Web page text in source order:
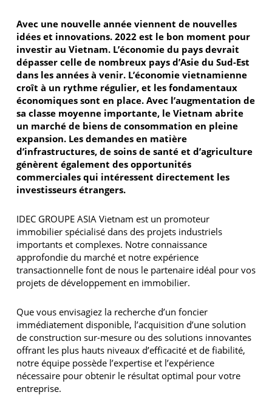
Avec une nouvelle année viennent de nouvelles
idées et innovations. 2022 est le bon moment pour
investir au Vietnam. L’économie du pays devrait
dépasser celle de nombreux pays d’Asie du Sud-Est
dans les années à venir. L’économie vietnamienne
croît à un rythme régulier, et les fondamentaux
économiques sont en place. Avec l’augmentation de
sa classe moyenne importante, le Vietnam abrite
un marché de biens de consommation en pleine
expansion. Les demandes en matière
d’infrastructures, de soins de santé et d’agriculture
génèrent également des opportunités
commerciales qui intéressent directement les
investisseurs étrangers.
IDEC GROUPE ASIA Vietnam est un promoteur
immobilier spécialisé dans des projets industriels
importants et complexes. Notre connaissance
approfondie du marché et notre expérience
transactionnelle font de nous le partenaire idéal pour vos
projets de développement en immobilier.
Que vous envisagiez la recherche d’un foncier
immédiatement disponible, l’acquisition d’une solution
de construction sur-mesure ou des solutions innovantes
offrant les plus hauts niveaux d’efficacité et de fiabilité,
notre équipe possède l’expertise et l’expérience
nécessaire pour obtenir le résultat optimal pour votre
entreprise.